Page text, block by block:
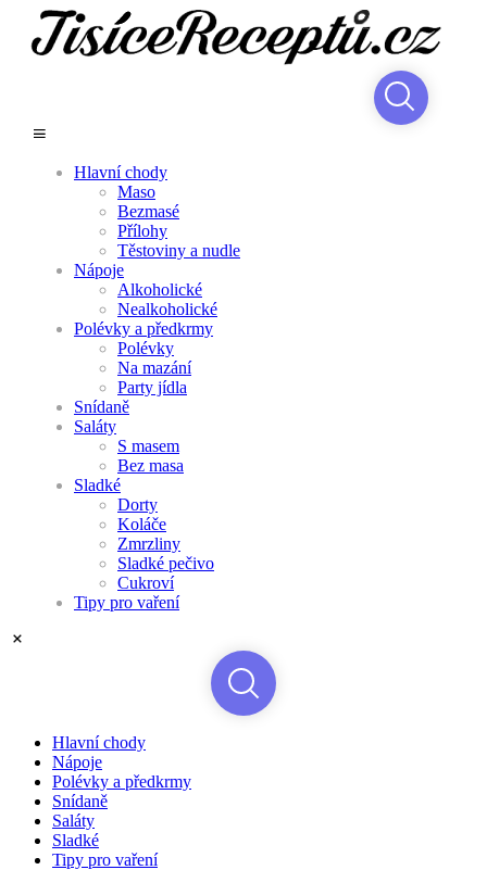
Hlavní chody
Maso
Bezmasé
Přílohy
Těstoviny a nudle
Nápoje
Alkoholické
Nealkoholické
Polévky a předkrmy
Polévky
Na mazání
Party jídla
Snídaně
Saláty
S masem
Bez masa
Sladké
Dorty
Koláče
Zmrzliny
Sladké pečivo
Cukroví
Tipy pro vaření
Hlavní chody
Nápoje
Polévky a předkrmy
Snídaně
Saláty
Sladké
Tipy pro vaření